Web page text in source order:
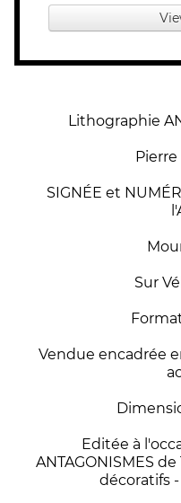
Lithographie
Pierre
SIGNÉE et
Sur
Vendue encadrée
Editée à
ANTAGONISMES
décoratifs